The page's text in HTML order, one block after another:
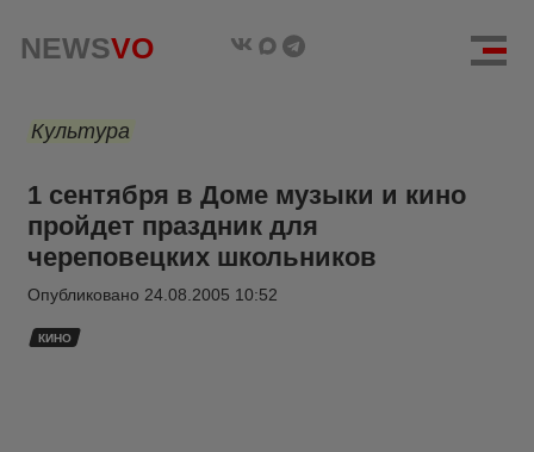
NEWSVO
Культура
1 сентября в Доме музыки и кино
пройдет праздник для
череповецких школьников
Опубликовано 24.08.2005 10:52
КИНО